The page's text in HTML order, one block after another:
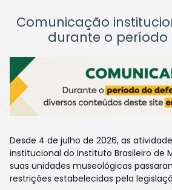
Comunicação
durante o período
Desde 4 de julho de 2026, as
institucional do Instituto Brasileiro de
suas unidades museológicas
restrições estabelecidas pela